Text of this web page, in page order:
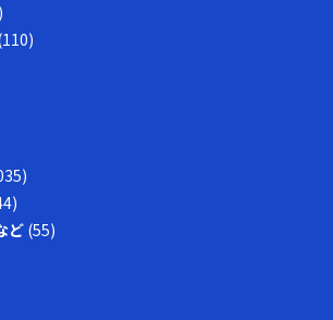
ど (55)